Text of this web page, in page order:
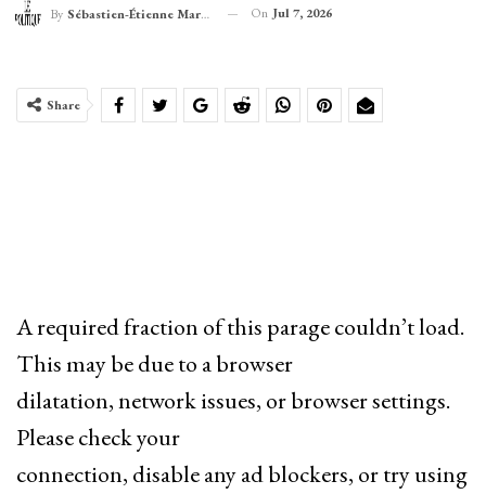
By Sébastien-Étienne Marechal On Jul 7, 2026
Share
A required fraction of this parage couldn’t load.
This may be due to a browser
dilatation, network issues, or browser settings.
Please check your
connection, disable any ad blockers, or try using